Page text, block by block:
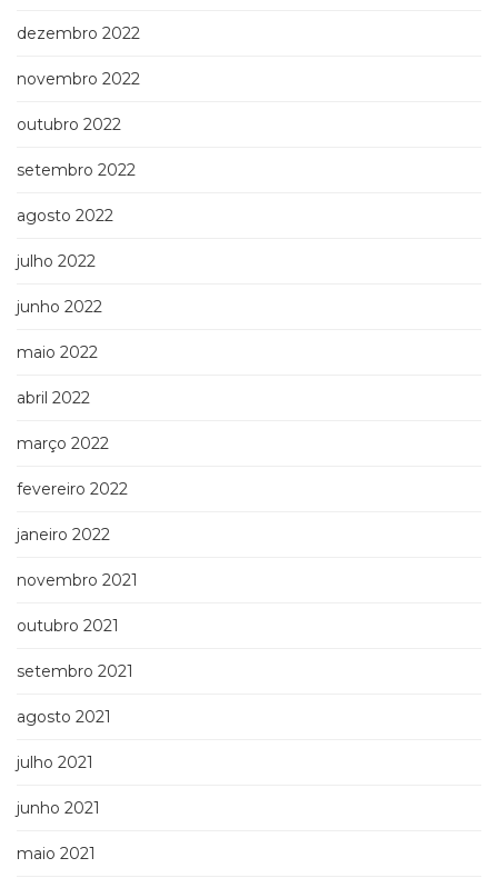
dezembro 2022
novembro 2022
outubro 2022
setembro 2022
agosto 2022
julho 2022
junho 2022
maio 2022
abril 2022
março 2022
fevereiro 2022
janeiro 2022
novembro 2021
outubro 2021
setembro 2021
agosto 2021
julho 2021
junho 2021
maio 2021